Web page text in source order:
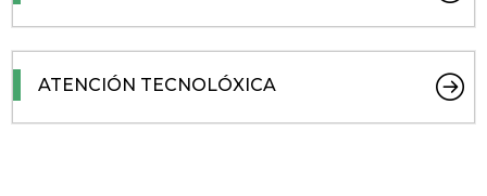
ATENCIÓN TECNOLÓXICA